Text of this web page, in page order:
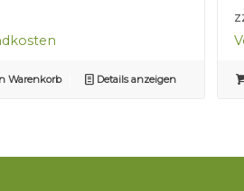
Warenkorb Details anzeigen